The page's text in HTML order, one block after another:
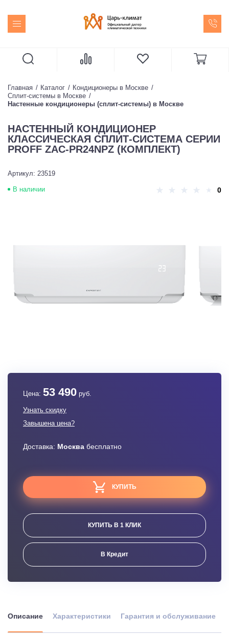
Главная Каталог
Кондиционеры в Москве
Сплит-системы в Москве
Настенные кондиционеры (сплит-системы) в Москве
НАСТЕННЫЙ КОНДИЦИОНЕР
КЛАССИЧЕСКАЯ СПЛИТ-СИСТЕМА СЕРИИ
PROFF ZAC-PR24NPZ (КОМПЛЕКТ)
Артикул: 23519
В наличии 0
Цена: 53 490 руб.
Узнать скидку
Завышена цена?
Доставка: Москва бесплатно
КУПИТЬ
КУПИТЬ В 1 КЛИК
В Кредит
Описание Характеристики Гарантия и обслуживание